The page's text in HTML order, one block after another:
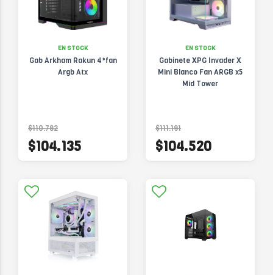
EN STOCK
Gab Arkham Rakun 4*fan
Argb Atx
$110.782
$104.135
EN STOCK
Gabinete XPG Invader X
Mini Blanco Fan ARGB x5
Mid Tower
$111.191
$104.520